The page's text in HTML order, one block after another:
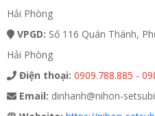
Hải Phòng
VPGD: Số 116 Quán Thánh,
Hải Phòng
Điện thoại: 0909.788.885 -
Email: dinhanh@nihon-